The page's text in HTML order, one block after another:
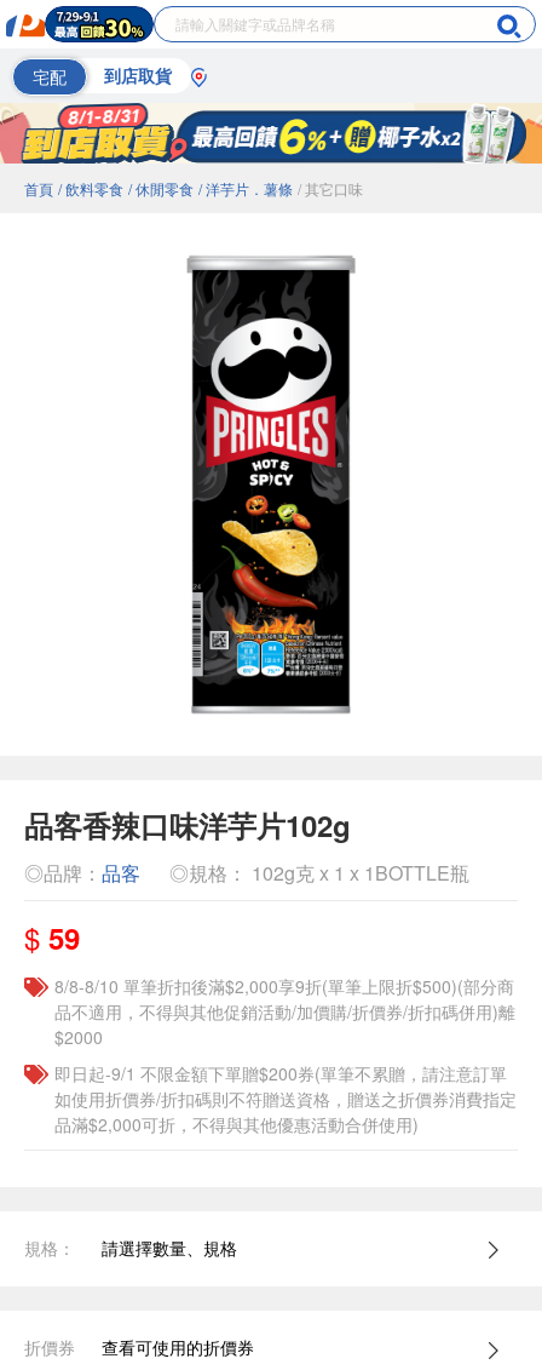
宅配 到店取貨
首頁 / 飲料零食 / 休閒零食 / 洋芋片．薯條 / 其它口味
品客香辣口味洋芋片102g
◎品牌： 品客 ◎規格： 102g克 x 1 x 1BOTTLE瓶
$ 59
8/8-8/10 單筆折扣後滿$2,000享9折(單筆上限折$500)(部分商
品不適用，不得與其他促銷活動/加價購/折價券/折扣碼併用)離
$2000
即日起-9/1 不限金額下單贈$200券(單筆不累贈，請注意訂單
如使用折價券/折扣碼則不符贈送資格，贈送之折價券消費指定
品滿$2,000可折，不得與其他優惠活動合併使用)
規格： 請選擇數量、規格
折價券 查看可使用的折價券